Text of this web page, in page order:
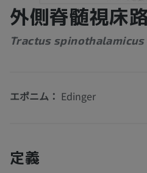
外側脊髄視床
Tractus
エポニム： Edinger
定義